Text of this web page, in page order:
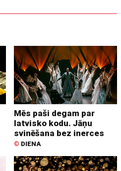
Mēs paši degam par
latvisko kodu. Jāņu
svinēšana bez inerces
© DIENA